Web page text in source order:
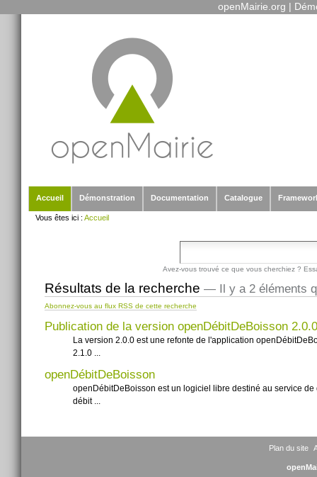
openMairie.org |
Accueil
Démonstration Documentation Catalogue
Vous êtes ici : Accueil
Avez-vous trouvé ce que vous cherchiez ?
Résultats de la recherche — Il y a 2 éléments
Abonnez-vous au flux RSS de cette recherche
Publication de la version openDébitDeBoisson
La version 2.0.0 est une refonte de l'application
2.1.0 ...
openDébitDeBoisson
openDébitDeBoisson est un logiciel libre destiné au service
débit ...
Plan du site